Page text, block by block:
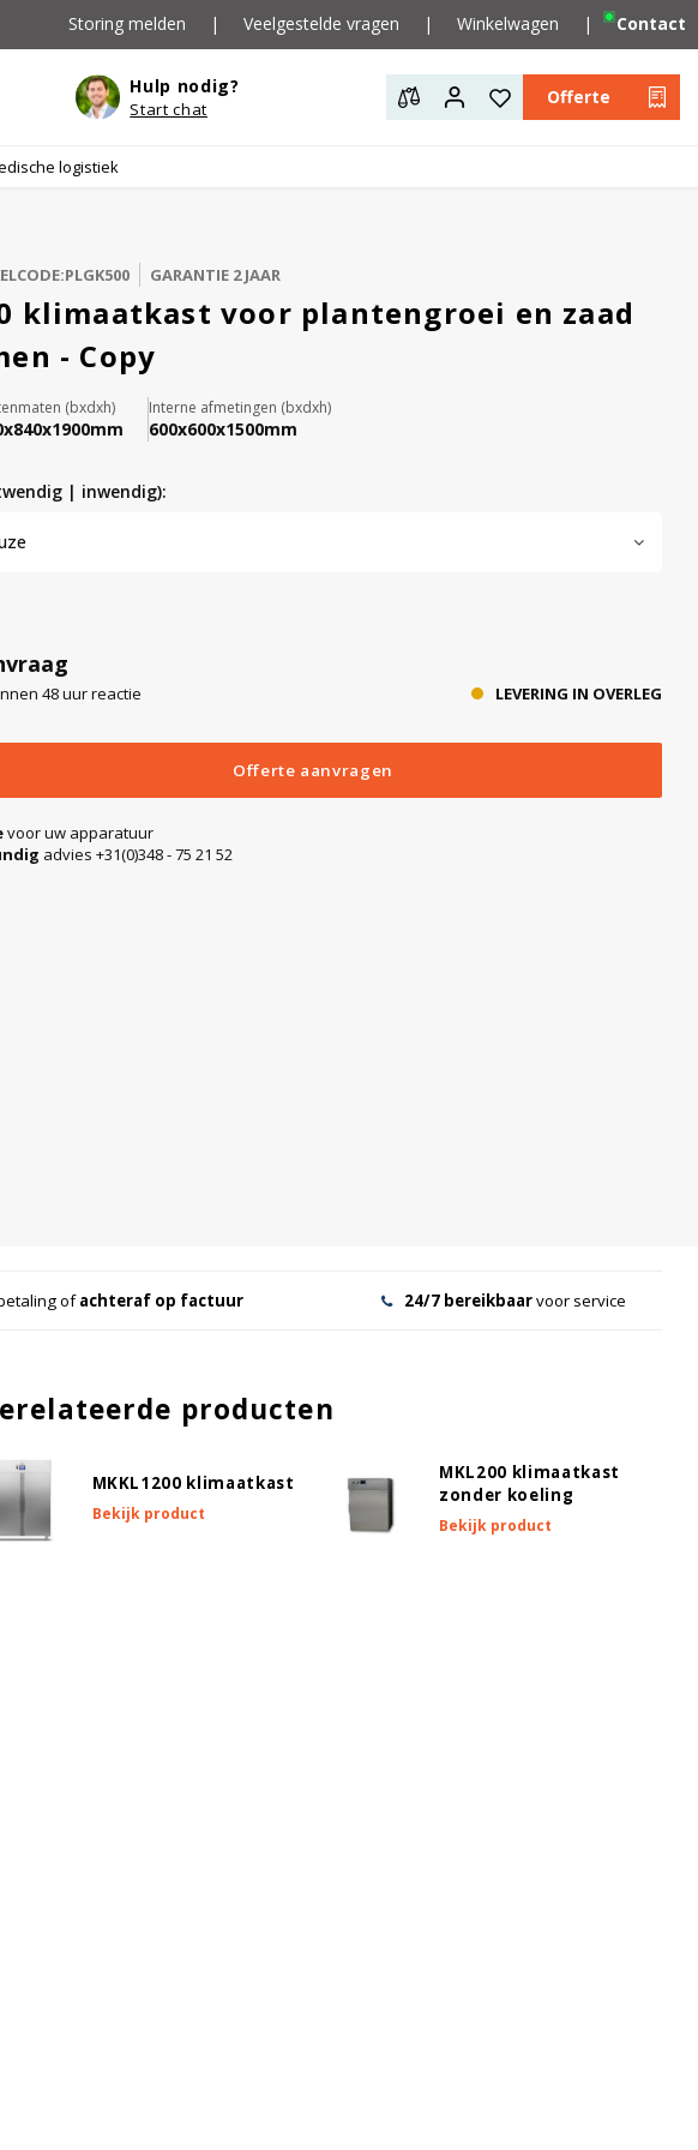
Storing melden | Veelgestelde vragen | Winkelwagen | Contact
Hulp nodig?
Start chat
Offerte
logistiek
GARANTIE 2 JAAR
klimaatkast voor plantengroei en zaad
- Copy
(bxdxh) Interne afmetingen (bxdxh)
600x600x1500mm
| inwendig):
48 uur reactie LEVERING IN OVERLEG
Offerte aanvragen
voor uw apparatuur
advies +31(0)348 - 75 21 52
ofachteraf op factuur 24/7 bereikbaarvoor service
producten
MKKL1200 klimaatkast
Bekijk product
MKL200 klimaatkast
zonder koeling
Bekijk product